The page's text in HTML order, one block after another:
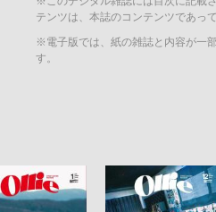
テンツは、本誌のコンテンツであっ
※電子版では、紙の雑誌と内容が一
す。